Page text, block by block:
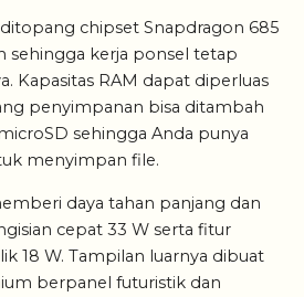
chipset Snapdragon 685
sehingga kerja ponsel tetap
Kapasitas RAM dapat diperluas
penyimpanan bisa ditambah
sehingga Anda punya
menyimpan file.
daya tahan panjang dan
cepat 33 W serta fitur
18 W. Tampilan luarnya dibuat
berpanel futuristik dan